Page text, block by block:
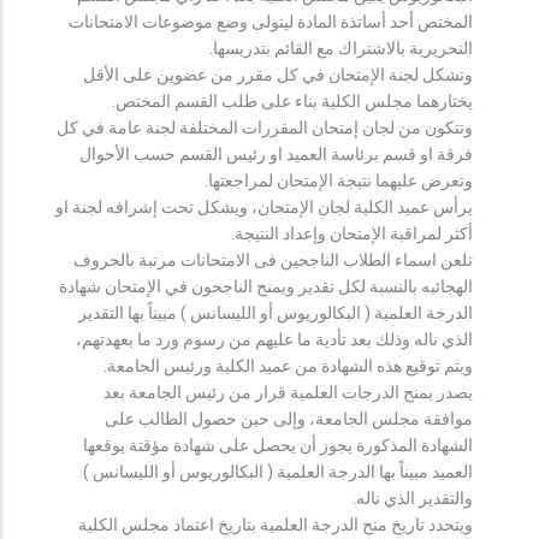
المختص أحد أساتذة المادة ليتولى وضع موضوعات الامتحانات
التحريرية بالاشتراك مع القائم بتدريسها.
وتشكل لجنة الإمتحان في كل مقرر من عضوين على الأقل
يختارهما مجلس الكلية بناء على طلب القسم المختص.
وتتكون من لجان إمتحان المقررات المختلفة لجنة عامة في كل
فرقة او قسم برئاسة العميد او رئيس القسم حسب الأحوال
وتعرض عليهما نتيجة الإمتحان لمراجعتها.
يرأس عميد الكلية لجان الإمتحان، ويشكل تحت إشرافه لجنة او
أكثر لمراقبة الإمتحان وإعداد النتيجة.
تلعن اسماء الطلاب الناجحين فى الامتحانات مرتبة بالحروف
الهجائيه بالنسبة لكل تقدير ويمنح الناجحون في الإمتحان شهادة
الدرجة العلمية ( البكالوريوس أو الليسانس ) مبيناً بها التقدير
الذي ناله وذلك بعد تأدية ما عليهم من رسوم ورد ما بعهدتهم،
ويتم توقيع هذه الشهادة من عميد الكلية ورئيس الجامعة.
يصدر بمنح الدرجات العلمية قرار من رئيس الجامعة بعد
موافقة مجلس الجامعة، وإلى حين حصول الطالب على
الشهادة المذكورة يجوز أن يحصل على شهادة مؤقتة يوقعها
العميد مبيناً بها الدرجة العلمية ( البكالوريوس أو الليسانس )
والتقدير الذي ناله.
ويتحدد تاريخ منح الدرجة العلمية بتاريخ اعتماد مجلس الكلية